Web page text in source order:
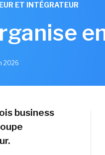
ET INTÉGRATEUR
2026
business